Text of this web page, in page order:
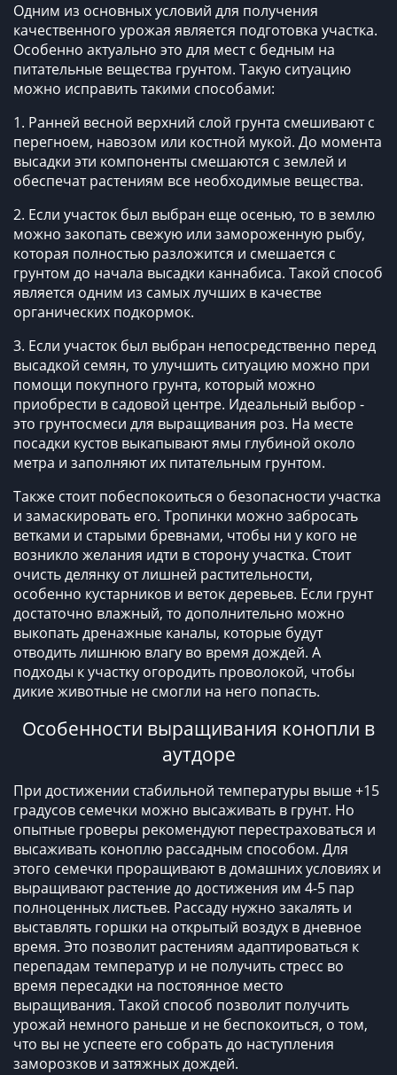
Одним из основных условий для получения
качественного урожая является подготовка участка.
Особенно актуально это для мест с бедным на
питательные вещества грунтом. Такую ситуацию
можно исправить такими способами:
1. Ранней весной верхний слой грунта смешивают с
перегноем, навозом или костной мукой. До момента
высадки эти компоненты смешаются с землей и
обеспечат растениям все необходимые вещества.
2. Если участок был выбран еще осенью, то в землю
можно закопать свежую или замороженную рыбу,
которая полностью разложится и смешается с
грунтом до начала высадки каннабиса. Такой способ
является одним из самых лучших в качестве
органических подкормок.
3. Если участок был выбран непосредственно перед
высадкой семян, то улучшить ситуацию можно при
помощи покупного грунта, который можно
приобрести в садовой центре. Идеальный выбор -
это грунтосмеси для выращивания роз. На месте
посадки кустов выкапывают ямы глубиной около
метра и заполняют их питательным грунтом.
Также стоит побеспокоиться о безопасности участка
и замаскировать его. Тропинки можно забросать
ветками и старыми бревнами, чтобы ни у кого не
возникло желания идти в сторону участка. Стоит
очисть делянку от лишней растительности,
особенно кустарников и веток деревьев. Если грунт
достаточно влажный, то дополнительно можно
выкопать дренажные каналы, которые будут
отводить лишнюю влагу во время дождей. А
подходы к участку огородить проволокой, чтобы
дикие животные не смогли на него попасть.
Особенности выращивания конопли в
аутдоре
При достижении стабильной температуры выше +15
градусов семечки можно высаживать в грунт. Но
опытные гроверы рекомендуют перестраховаться и
высаживать коноплю рассадным способом. Для
этого семечки проращивают в домашних условиях и
выращивают растение до достижения им 4-5 пар
полноценных листьев. Рассаду нужно закалять и
выставлять горшки на открытый воздух в дневное
время. Это позволит растениям адаптироваться к
перепадам температур и не получить стресс во
время пересадки на постоянное место
выращивания. Такой способ позволит получить
урожай немного раньше и не беспокоиться, о том,
что вы не успеете его собрать до наступления
заморозков и затяжных дождей.